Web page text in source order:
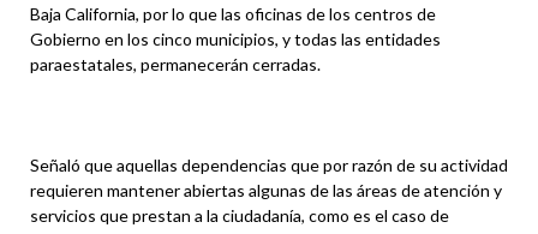
Baja California, por lo que las oficinas de los centros de
Gobierno en los cinco municipios, y todas las entidades
paraestatales, permanecerán cerradas.
Señaló que aquellas dependencias que por razón de su actividad
requieren mantener abiertas algunas de las áreas de atención y
servicios que prestan a la ciudadanía, como es el caso de